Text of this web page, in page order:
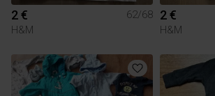
2 €
62/68
H&M
2 €
H&M